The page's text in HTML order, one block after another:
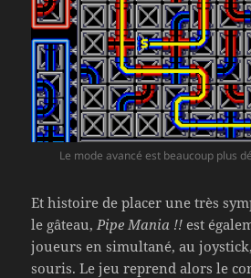
Le mode avancé est beaucoup plus
Et histoire de placer une très
le gâteau,Pipe Mania !! est
joueurs en simultané, au
souris. Le jeu reprend alors le